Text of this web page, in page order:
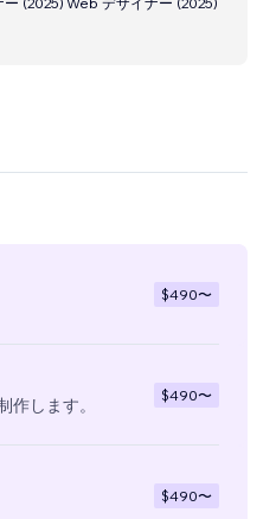
$490〜
します。
$490〜
$490〜